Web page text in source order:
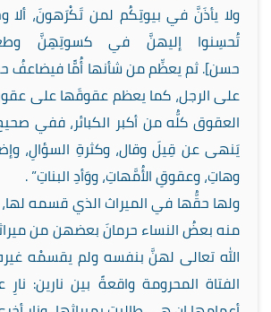
ولا يأذَنَّ في بيوتِكُم لمن تَكْرَهونَ،
تُحسِنوا إليهنَّ في كسوتِهِنَّ
حسن]. ثم يعظِّم من شأنها أُمًّا فيضاعفُ
على الرجل، كما يعظم عقوقَها على
العقوق كلُّه من أكبر الكبائر، ففي
يَنهى عن قِيلَ وقال، وكثرةِ السؤالِ،
وهاتِ، وعقوقِ الأُمَّهاتِ، ووَأدِ البناتِ” .
ولها حقُّها في الميراث الذي قسمه
منه بعضُ النساء حرمانَ بعضهن من
الله تعالى لهنَّ بنفسه ولم يقسمْه
الفتاة المحرومة واقعةً بين نارين: نارِ